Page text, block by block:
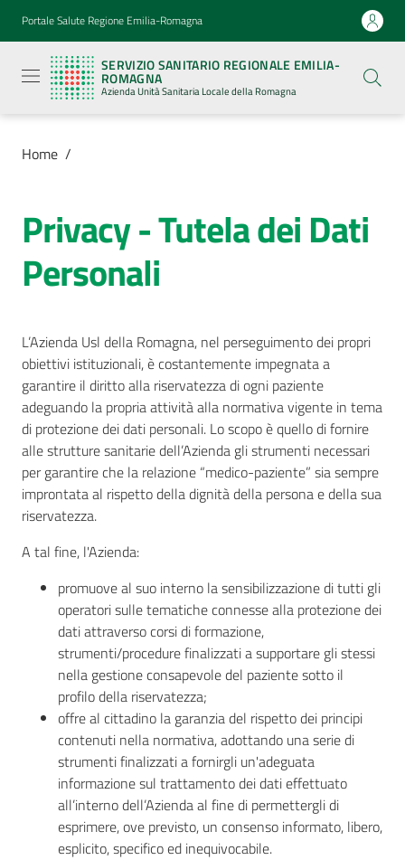
Vai al contenuto
Vai alla navigazione
Vai al footer
Portale Salute Regione Emilia-Romagna
SERVIZIO SANITARIO REGIONALE EMILIA-
ROMAGNA
Azienda Unità Sanitaria Locale della Romagna
Sanitario
Regionale
Emilia-
Romagna
Azienda
Sanitaria
Locale della
Luoghi
di
cura
AUSL
Comunica
Servizi
Dedicato
Concorsi
Home /
Privacy - Tutela dei Dati
Personali
L’Azienda Usl della Romagna, nel perseguimento dei propri
obiettivi istituzionali, è costantemente impegnata a
garantire il diritto alla riservatezza di ogni paziente
adeguando la propria attività alla normativa vigente in tema
di protezione dei dati personali. Lo scopo è quello di fornire
alle strutture sanitarie dell’Azienda gli strumenti necessari
per garantire che la relazione “medico-paziente” sia sempre
improntata al rispetto della dignità della persona e della sua
riservatezza.
A tal fine, l'Azienda:
promuove al suo interno la sensibilizzazione di tutti gli
operatori sulle tematiche connesse alla protezione dei
dati attraverso corsi di formazione,
strumenti/procedure finalizzati a supportare gli stessi
nella gestione consapevole del paziente sotto il
profilo della riservatezza;
offre al cittadino la garanzia del rispetto dei principi
contenuti nella normativa, adottando una serie di
strumenti finalizzati a fornirgli un'adeguata
informazione sul trattamento dei dati effettuato
all’interno dell’Azienda al fine di permettergli di
esprimere, ove previsto, un consenso informato, libero,
esplicito, specifico ed inequivocabile.